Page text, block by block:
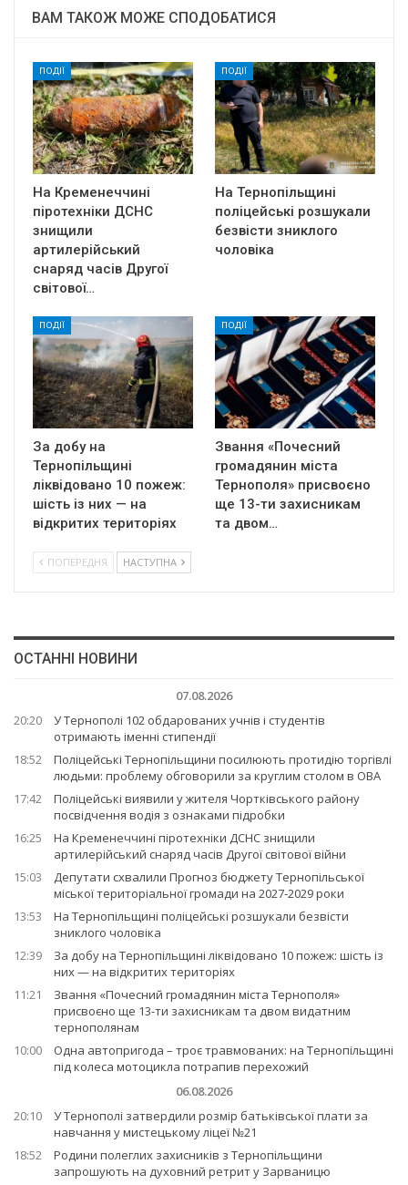
ВАМ ТАКОЖ МОЖЕ СПОДОБАТИСЯ
ПОДІЇ
На Кременеччині
піротехніки ДСНС
знищили
артилерійський
снаряд часів Другої
світової…
ПОДІЇ
На Тернопільщині
поліцейські розшукали
безвісти зниклого
чоловіка
ПОДІЇ
За добу на
Тернопільщині
ліквідовано 10 пожеж:
шість із них — на
відкритих територіях
ПОДІЇ
Звання «Почесний
громадянин міста
Тернополя» присвоєно
ще 13-ти захисникам
та двом…
ПОПЕРЕДНЯ НАСТУПНА
ОСТАННІ НОВИНИ
07.08.2026
20:20
У Тернополі 102 обдарованих учнів і студентів
отримають іменні стипендії
18:52
Поліцейські Тернопільщини посилюють протидію торгівлі
людьми: проблему обговорили за круглим столом в ОВА
17:42
Поліцейські виявили у жителя Чортківського району
посвідчення водія з ознаками підробки
16:25
На Кременеччині піротехніки ДСНС знищили
артилерійський снаряд часів Другої світової війни
15:03
Депутати схвалили Прогноз бюджету Тернопільської
міської територіальної громади на 2027-2029 роки
13:53
На Тернопільщині поліцейські розшукали безвісти
зниклого чоловіка
12:39
За добу на Тернопільщині ліквідовано 10 пожеж: шість із
них — на відкритих територіях
11:21
Звання «Почесний громадянин міста Тернополя»
присвоєно ще 13-ти захисникам та двом видатним
тернополянам
10:00
Одна автопригода – троє травмованих: на Тернопільщині
під колеса мотоцикла потрапив перехожий
06.08.2026
20:10
У Тернополі затвердили розмір батьківської плати за
навчання у мистецькому ліцеї №21
18:52
Родини полеглих захисників з Тернопільщини
запрошують на духовний ретрит у Зарваницю